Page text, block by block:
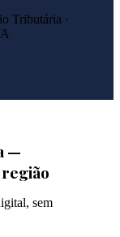
Tributária ·
—
sem